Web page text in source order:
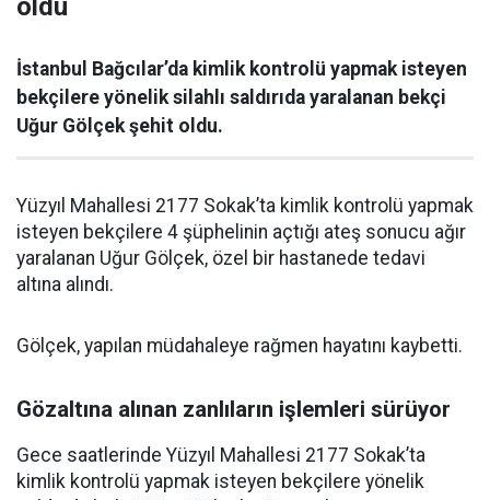
oldu
İstanbul Bağcılar’da kimlik kontrolü yapmak isteyen
bekçilere yönelik silahlı saldırıda yaralanan bekçi
Uğur Gölçek şehit oldu.
Yüzyıl Mahallesi 2177 Sokak’ta kimlik kontrolü yapmak
isteyen bekçilere 4 şüphelinin açtığı ateş sonucu ağır
yaralanan Uğur Gölçek, özel bir hastanede tedavi
altına alındı.
Gölçek, yapılan müdahaleye rağmen hayatını kaybetti.
Gözaltına alınan zanlıların işlemleri sürüyor
Gece saatlerinde Yüzyıl Mahallesi 2177 Sokak’ta
kimlik kontrolü yapmak isteyen bekçilere yönelik